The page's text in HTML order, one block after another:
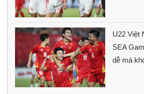
U22 Việt
SEA
dễ mà